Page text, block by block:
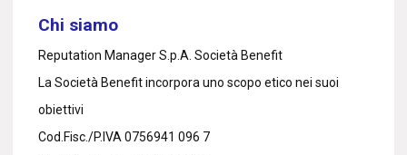
Chi siamo
Reputation Manager S.p.A. Società Benefit
La Società Benefit incorpora uno scopo etico nei suoi
obiettivi
Cod.Fisc./P.IVA 0756941 096 7